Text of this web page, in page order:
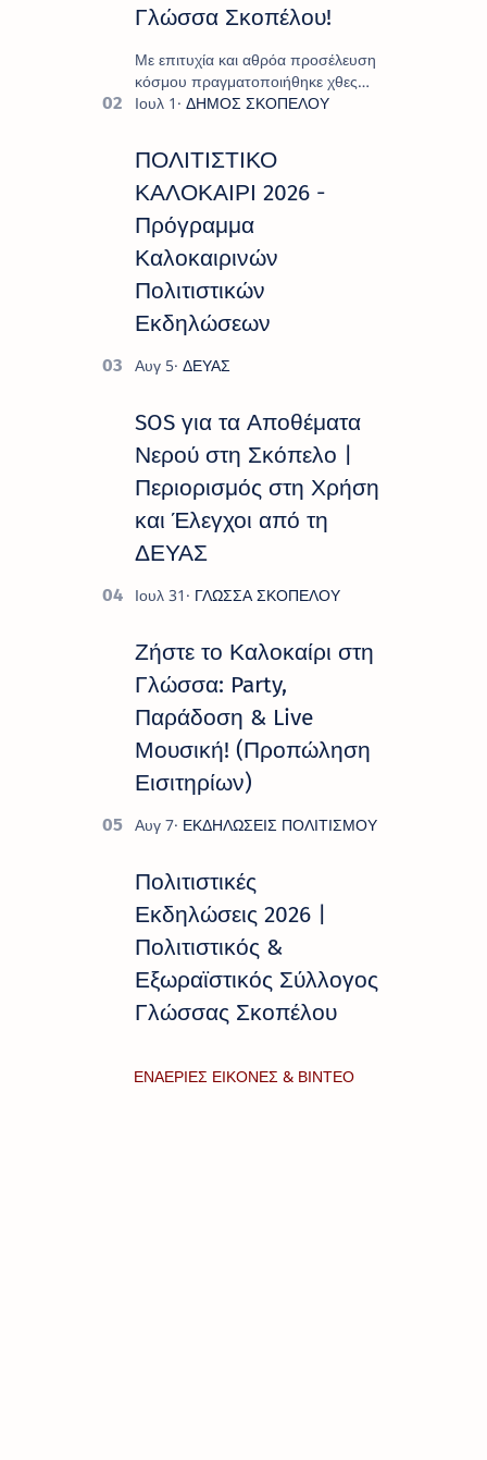
Γλώσσα Σκοπέλου!
Με επιτυχία και αθρόα προσέλευση
κόσμου πραγματοποιήθηκε χθες
Σάββατο 8 Αυγούστου το
ΠΟΛΙΤΙΣΤΙΚΟ
ΚΑΛΟΚΑΙΡΙ 2026 -
Πρόγραμμα
Καλοκαιρινών
Πολιτιστικών
Εκδηλώσεων
SOS για τα Αποθέματα
Νερού στη Σκόπελο |
Περιορισμός στη Χρήση
και Έλεγχοι από τη
ΔΕΥΑΣ
Ζήστε το Καλοκαίρι στη
Γλώσσα: Party,
Παράδοση & Live
Μουσική! (Προπώληση
Εισιτηρίων)
Πολιτιστικές
Εκδηλώσεις 2026 |
Πολιτιστικός &
Εξωραϊστικός Σύλλογος
Γλώσσας Σκοπέλου
ΕΝΑΕΡΙΕΣ ΕΙΚΟΝΕΣ & ΒΙΝΤΕΟ